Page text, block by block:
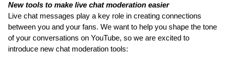
New tools to make live chat moderation easier
Live chat messages play a key role in creating connections
between you and your fans. We want to help you shape the tone
of your conversations on YouTube, so we are excited to
introduce new chat moderation tools: